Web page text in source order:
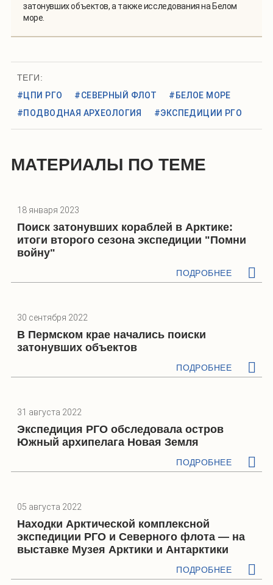
затонувших объектов, а также исследования на Белом
море.
ТЕГИ:
#ЦПИ РГО
#СЕВЕРНЫЙ ФЛОТ
#БЕЛОЕ МОРЕ
#ПОДВОДНАЯ АРХЕОЛОГИЯ
#ЭКСПЕДИЦИИ РГО
МАТЕРИАЛЫ ПО ТЕМЕ
18 января 2023
Поиск затонувших кораблей в Арктике:
итоги второго сезона экспедиции "Помни
войну"
ПОДРОБНЕЕ
30 сентября 2022
В Пермском крае начались поиски
затонувших объектов
ПОДРОБНЕЕ
31 августа 2022
Экспедиция РГО обследовала остров
Южный архипелага Новая Земля
ПОДРОБНЕЕ
05 августа 2022
Находки Арктической комплексной
экспедиции РГО и Северного флота — на
выставке Музея Арктики и Антарктики
ПОДРОБНЕЕ